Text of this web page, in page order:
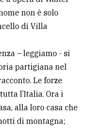
non è solo
di Villa
– leggiamo - si
partigiana nel
Le forze
l’Italia. Ora i
alla loro casa che
di montagna;